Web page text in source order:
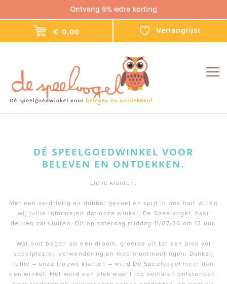
Ontvang 5% extra korting
€ 0,00 Verlanglijst
DÉ SPEELGOEDWINKEL VOOR
BELEVEN EN ONTDEKKEN.
Lieve klanten,
Met een verdrietig en dubbel gevoel en spijt in ons hart willen
wij jullie informeren dat onze winkel, De Speelvogel, haar
deuren zal sluiten. Dit op zaterdag middag 11/07/26 om 12 uur.
Wat ooit begon als een droom, groeide uit tot een plek vol
speelplezier, verwondering en mooie ontmoetingen. Dankzij
jullie – onze trouwe klanten – werd De Speelvogel meer dan
een winkel. Het werd een plek waar fijne verhalen ontstonden,